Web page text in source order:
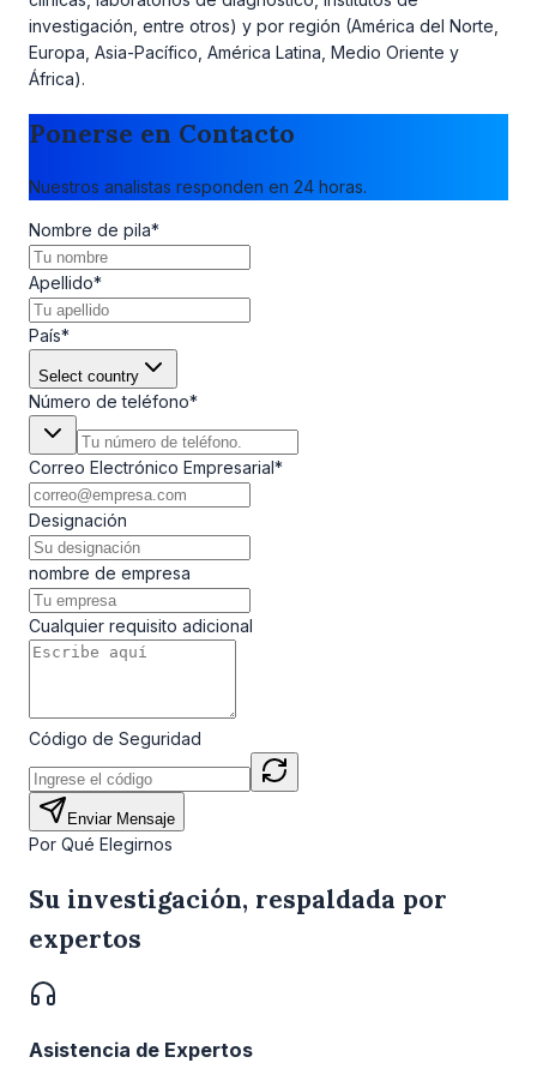
investigación, entre otros) y por región (América del Norte,
Europa, Asia-Pacífico, América Latina, Medio Oriente y
África).
Ponerse en Contacto
Nuestros analistas responden en 24 horas.
Nombre de pila*
Apellido*
País*
Select country
Número de teléfono*
Correo Electrónico Empresarial*
Designación
nombre de empresa
Cualquier requisito adicional
Código de Seguridad
Enviar Mensaje
Por Qué Elegirnos
Su investigación, respaldada por
expertos
Asistencia de Expertos